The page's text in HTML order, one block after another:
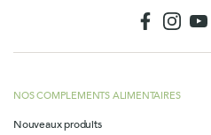
NOS COMPLEMENTS ALIMENTAIRES
Nouveaux produits